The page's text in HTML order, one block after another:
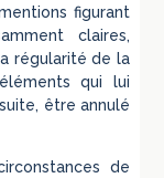
figurant
claires,
régularité de la
qui lui
être annulé
de